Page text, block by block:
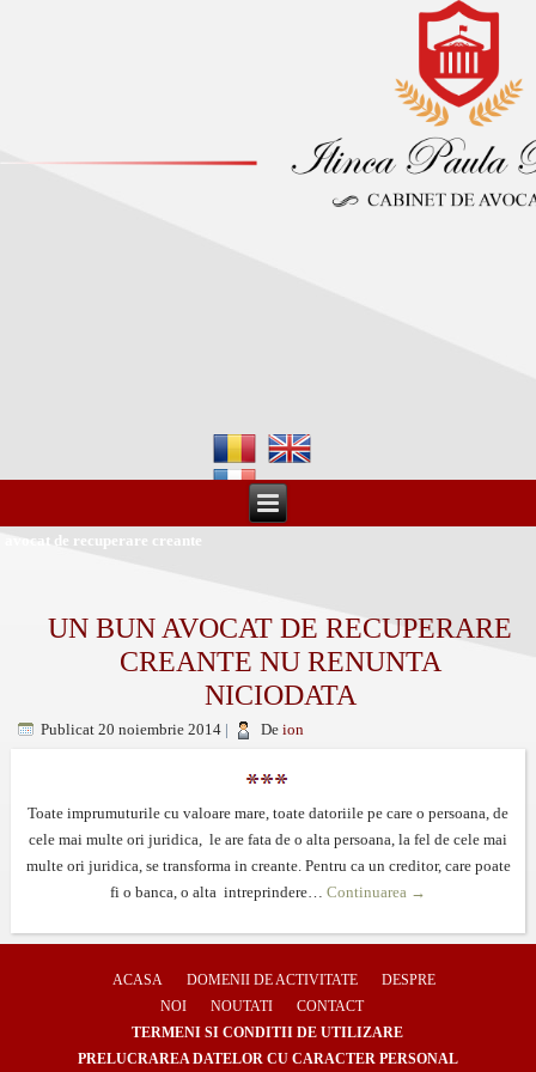
avocat de recuperare creante
UN BUN AVOCAT DE RECUPERARE
CREANTE NU RENUNTA
NICIODATA
Publicat 20 noiembrie 2014 | De ion
Toate imprumuturile cu valoare mare, toate datoriile pe care o persoana, de
cele mai multe ori juridica, le are fata de o alta persoana, la fel de cele mai
multe ori juridica, se transforma in creante. Pentru ca un creditor, care poate
fi o banca, o alta intreprindere… Continuarea →
ACASA DOMENII DE ACTIVITATE
DESPRE
NOI
NOUTATI
CONTACT
TERMENI SI CONDITII DE UTILIZARE
PRELUCRAREA DATELOR CU CARACTER PERSONAL